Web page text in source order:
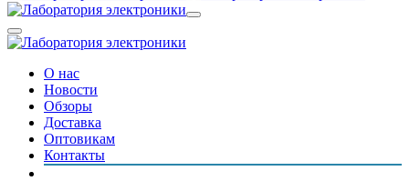
О нас
Новости
Обзоры
Доставка
Оптовикам
Контакты